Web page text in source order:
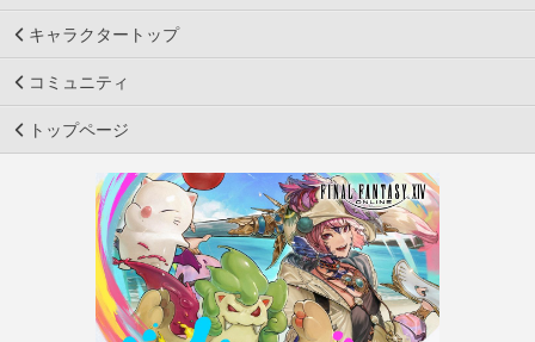
キャラクタートップ
コミュニティ
トップページ